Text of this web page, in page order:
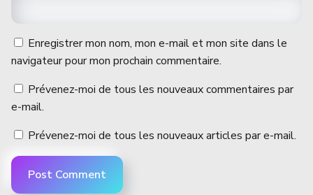
Enregistrer mon nom, mon e-mail et mon site dans le
navigateur pour mon prochain commentaire.
Prévenez-moi de tous les nouveaux commentaires par
e-mail.
Prévenez-moi de tous les nouveaux articles par e-mail.